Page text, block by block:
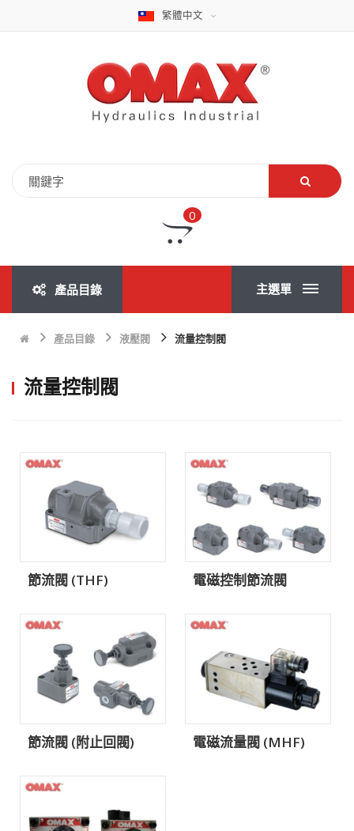
繁體中文
0
產品目錄 主選單
產品目錄 液壓閥 流量控制閥
流量控制閥
節流閥 (THF) 電磁控制節流閥
節流閥 (附止回閥) 電磁流量閥 (MHF)